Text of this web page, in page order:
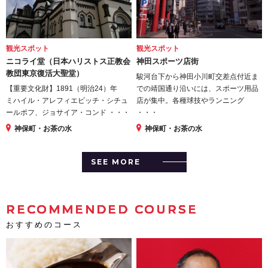
観光スポット
ニコライ堂（日本ハリストス正教会
教団東京復活大聖堂）
【重要文化財】1891（明治24）年
ミハイル・アレフィエビッチ・シチュ
ールポフ、ジョサイア・コンド ・・・
神保町・お茶の水
観光スポット
神田スポーツ店街
駿河台下から神田小川町交差点付近ま
での靖国通り沿いには、スポーツ用品
店が集中。各種球技やランニング
・・・
神保町・お茶の水
SEE MORE
RECOMMENDED COURSE
おすすめのコース